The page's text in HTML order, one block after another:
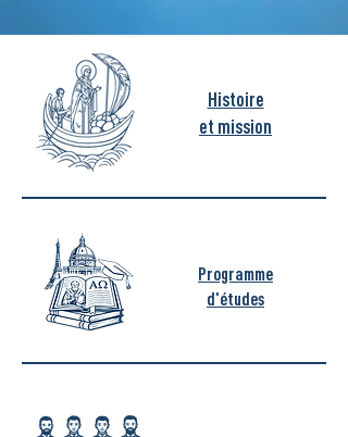
Histoire
et mission
Programme
d'études